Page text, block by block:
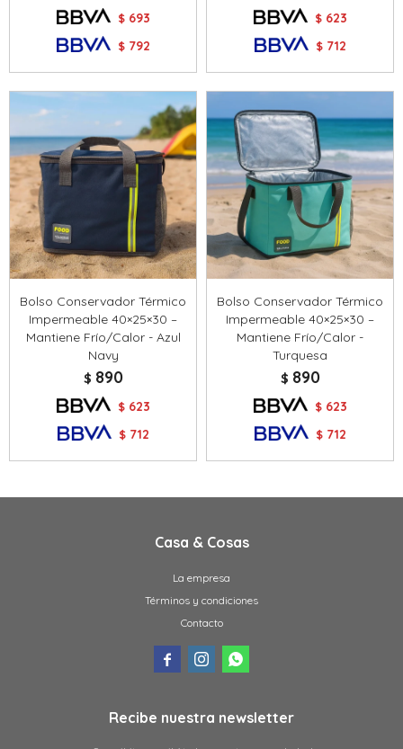
$ 693
$ 792
$ 623
$ 712
Bolso Conservador Térmico
Impermeable 40×25×30 –
Mantiene Frío/Calor - Azul
Navy
$ 890
$ 623
$ 712
Bolso Conservador Térmico
Impermeable 40×25×30 –
Mantiene Frío/Calor -
Turquesa
$ 890
$ 623
$ 712
Casa & Cosas
La empresa
Términos y condiciones
Contacto
  
Recibe nuestra newsletter